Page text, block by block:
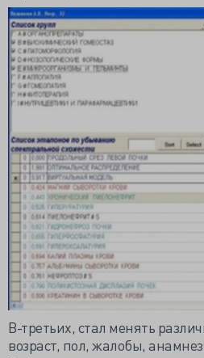
В-третьих, стал менять
возраст, пол, жалобы,